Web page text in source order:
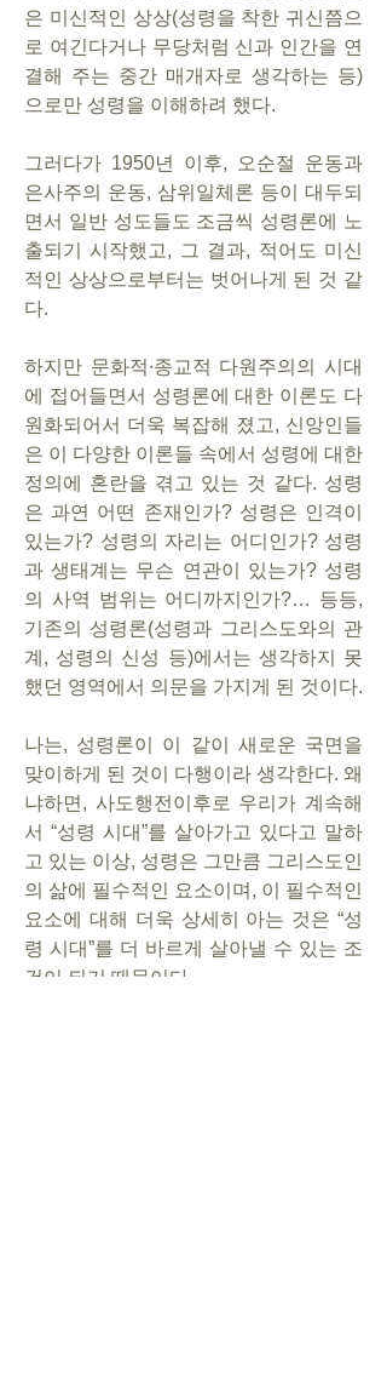
은 미신적인 상상(성령을 착한 귀신쯤으
로 여긴다거나 무당처럼 신과 인간을 연
결해 주는 중간 매개자로 생각하는 등)
으로만 성령을 이해하려 했다.
그러다가 1950년 이후, 오순절 운동과
은사주의 운동, 삼위일체론 등이 대두되
면서 일반 성도들도 조금씩 성령론에 노
출되기 시작했고, 그 결과, 적어도 미신
적인 상상으로부터는 벗어나게 된 것 같
다.
하지만 문화적∙종교적 다원주의의 시대
에 접어들면서 성령론에 대한 이론도 다
원화되어서 더욱 복잡해 졌고, 신앙인들
은 이 다양한 이론들 속에서 성령에 대한
정의에 혼란을 겪고 있는 것 같다. 성령
은 과연 어떤 존재인가? 성령은 인격이
있는가? 성령의 자리는 어디인가? 성령
과 생태계는 무슨 연관이 있는가? 성령
의 사역 범위는 어디까지인가?… 등등,
기존의 성령론(성령과 그리스도와의 관
계, 성령의 신성 등)에서는 생각하지 못
했던 영역에서 의문을 가지게 된 것이다.
나는, 성령론이 이 같이 새로운 국면을
맞이하게 된 것이 다행이라 생각한다. 왜
냐하면, 사도행전이후로 우리가 계속해
서 “성령 시대”를 살아가고 있다고 말하
고 있는 이상, 성령은 그만큼 그리스도인
의 삶에 필수적인 요소이며, 이 필수적인
요소에 대해 더욱 상세히 아는 것은 “성
령 시대”를 더 바르게 살아낼 수 있는 조
건이 되기 때문이다.